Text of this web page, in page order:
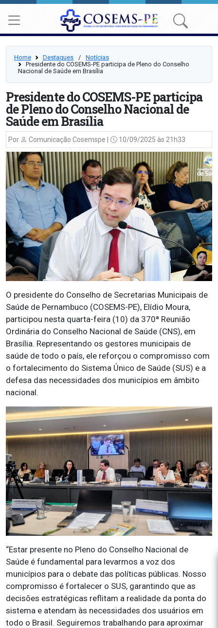
Home Destaques ⠀/⠀ Notícias
Presidente do COSEMS-PE participa de Pleno do Conselho
Nacional de Saúde em Brasília
Presidente do COSEMS-PE participa
de Pleno do Conselho Nacional de
Saúde em Brasília
Por Comunicação Cosemspe | 10/09/2025 às 21h33
O presidente do Conselho de Secretarias Municipais de
Saúde de Pernambuco (COSEMS-PE), Elídio Moura,
participou nesta quarta-feira (10) da 370ª Reunião
Ordinária do Conselho Nacional de Saúde (CNS), em
Brasília. Representando os gestores municipais de
saúde de todo o país, ele reforçou o compromisso com
o fortalecimento do Sistema Único de Saúde (SUS) e a
defesa das necessidades dos municípios em âmbito
nacional.
“Estar presente no Pleno do Conselho Nacional de
Saúde é fundamental para levarmos a voz dos
municípios para o debate das políticas públicas. Nosso
compromisso é fortalecer o SUS, garantindo que as
decisões estratégicas reflitam a realidade da ponta do
sistema e atendam às necessidades dos usuários em
todo o Brasil. Seguiremos trabalhando para aproximar